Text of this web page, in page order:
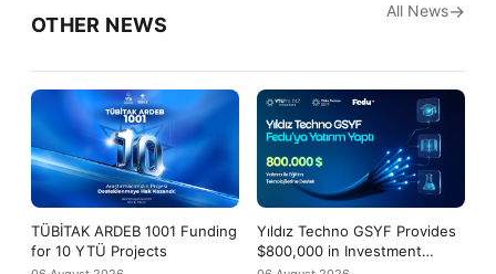
OTHER NEWS
TÜBİTAK ARDEB 1001 Funding
for 10 YTÜ Projects
Yıldız Techno GSYF Provides
$800,000 in Investment
All News